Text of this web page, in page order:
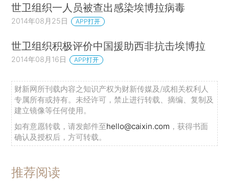
世卫组织一人员被查出感染埃博拉病毒
2014年08月25日 APP打开
世卫组织积极评价中国援助西非抗击埃博拉
2014年08月16日 APP打开
财新网所刊载内容之知识产权为财新传媒及/或相关权利人
专属所有或持有。未经许可，禁止进行转载、摘编、复制及
建立镜像等任何使用。
如有意愿转载，请发邮件至hello@caixin.com ，获得书面
确认及授权后，方可转载。
推荐阅读